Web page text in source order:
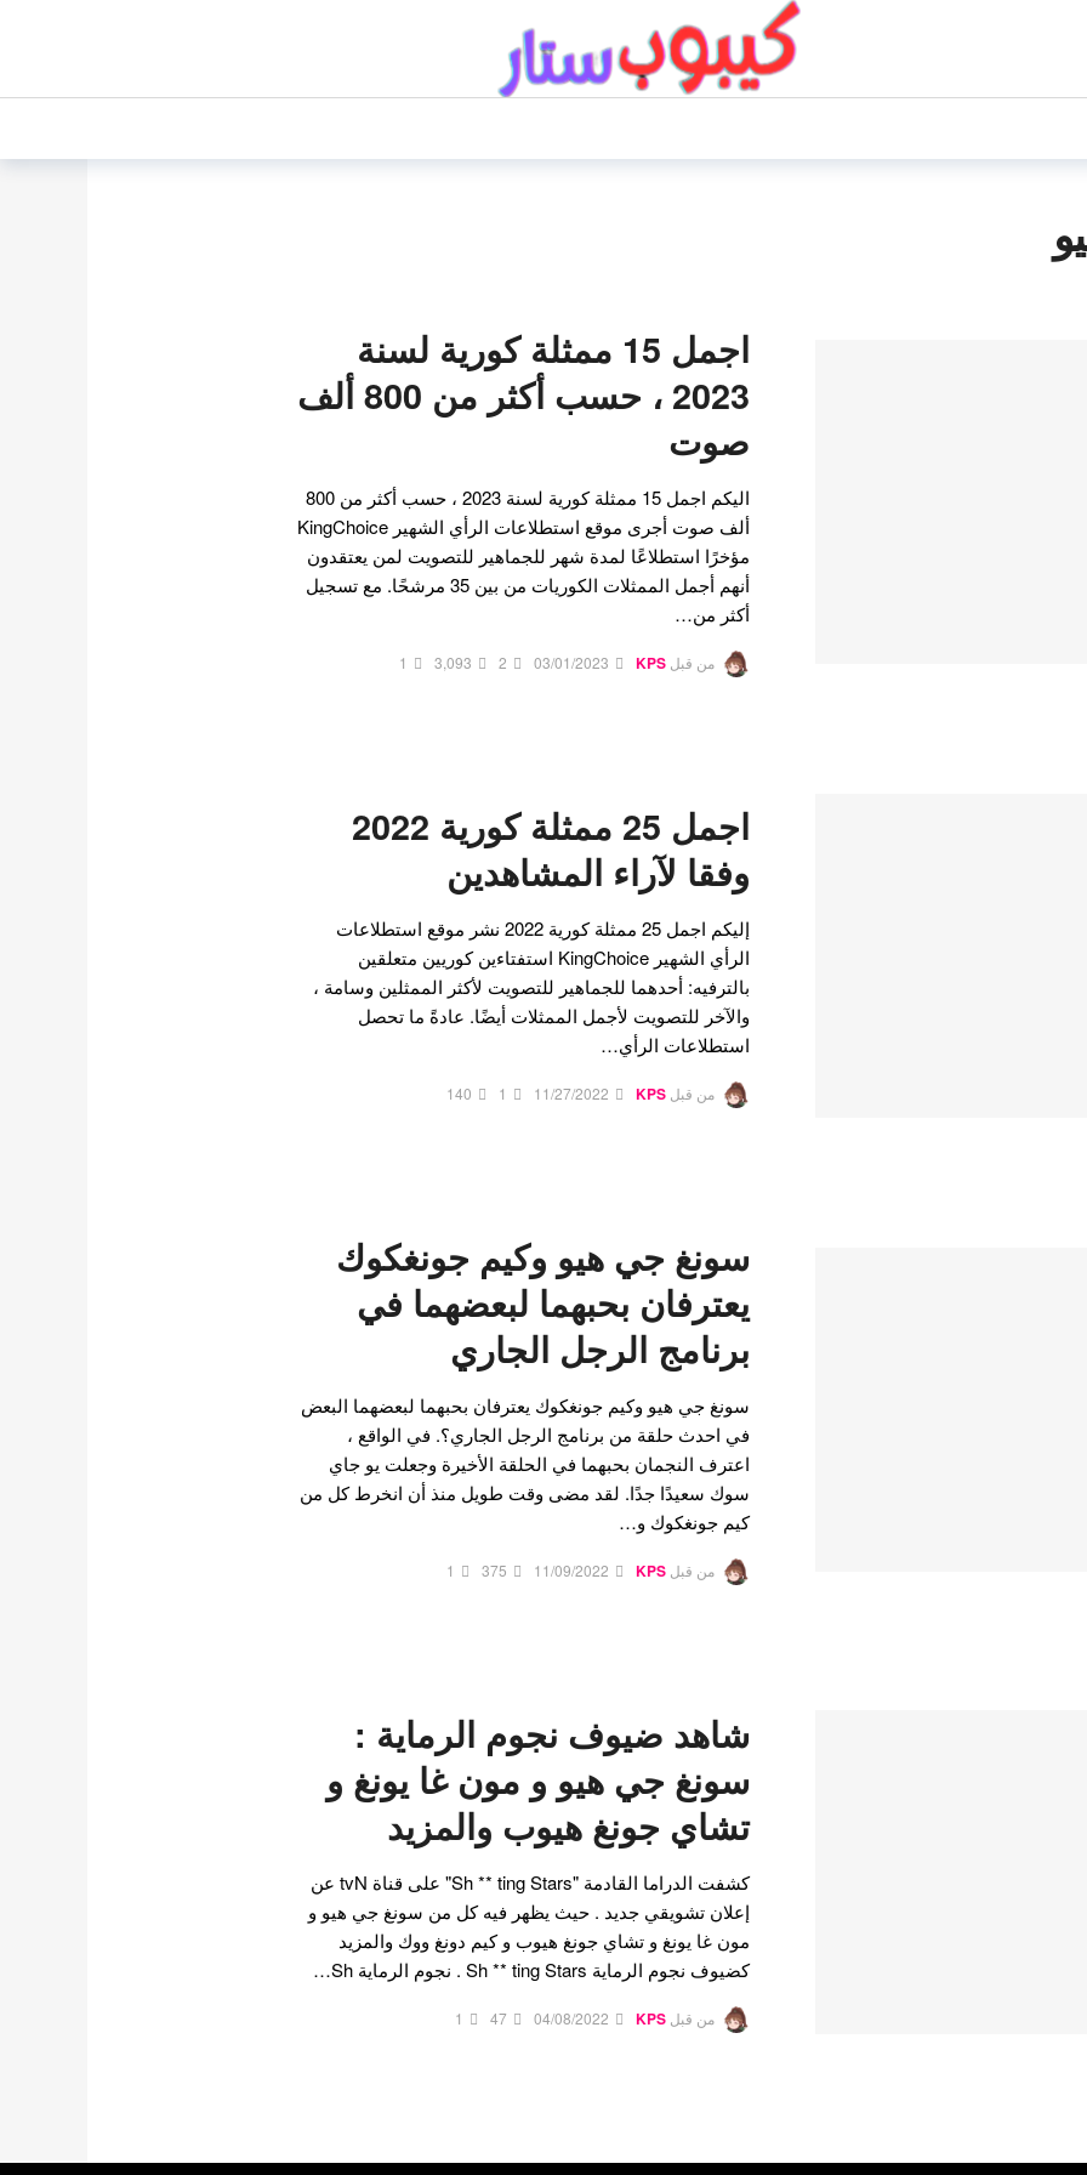
اجمل 15 ممثلة كورية لسنة
2023 ، حسب أكثر من 800 ألف
صوت
اليكم اجمل 15 ممثلة كورية لسنة 2023 ، حسب أكثر من 800
ألف صوت أجرى موقع استطلاعات الرأي الشهير KingChoice
مؤخرًا استطلاعًا لمدة شهر للجماهير للتصويت لمن يعتقدون
أنهم أجمل الممثلات الكوريات من بين 35 مرشحًا. مع تسجيل
أكثر من…
من قبل KPS
03/01/2023
2
3,093
1
اجمل 25 ممثلة كورية 2022
وفقا لآراء المشاهدين
إليكم اجمل 25 ممثلة كورية 2022 نشر موقع استطلاعات
الرأي الشهير KingChoice استفتاءين كوريين متعلقين
بالترفيه: أحدهما للجماهير للتصويت لأكثر الممثلين وسامة ،
والآخر للتصويت لأجمل الممثلات أيضًا. عادةً ما تحصل
استطلاعات الرأي…
من قبل KPS
11/27/2022
1
140
سونغ جي هيو وكيم جونغكوك
يعترفان بحبهما لبعضهما في
برنامج الرجل الجاري
سونغ جي هيو وكيم جونغكوك يعترفان بحبهما لبعضهما البعض
في احدث حلقة من برنامج الرجل الجاري؟. في الواقع ،
اعترف النجمان بحبهما في الحلقة الأخيرة وجعلت يو جاي
سوك سعيدًا جدًا. لقد مضى وقت طويل منذ أن انخرط كل من
كيم جونغكوك و…
من قبل KPS
11/09/2022
375
1
شاهد ضيوف نجوم الرماية :
سونغ جي هيو و مون غا يونغ و
تشاي جونغ هيوب والمزيد
كشفت الدراما القادمة "Sh ** ting Stars" على قناة tvN عن
إعلان تشويقي جديد . حيث يظهر فيه كل من سونغ جي هيو و
مون غا يونغ و تشاي جونغ هيوب و كيم دونغ ووك والمزيد
كضيوف نجوم الرماية Sh ** ting Stars . نجوم الرماية Sh…
من قبل KPS
04/08/2022
47
1